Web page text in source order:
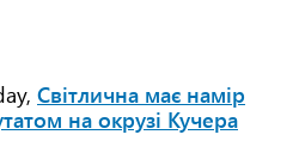
Світлична має намір
на окрузі Кучера